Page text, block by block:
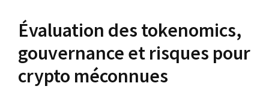
Évaluation des tokenomics,
gouvernance et risques pour
crypto méconnues